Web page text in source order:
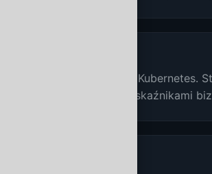
CI/CD, observability, Kubernetes.
systemu mierzona wskaźnikami